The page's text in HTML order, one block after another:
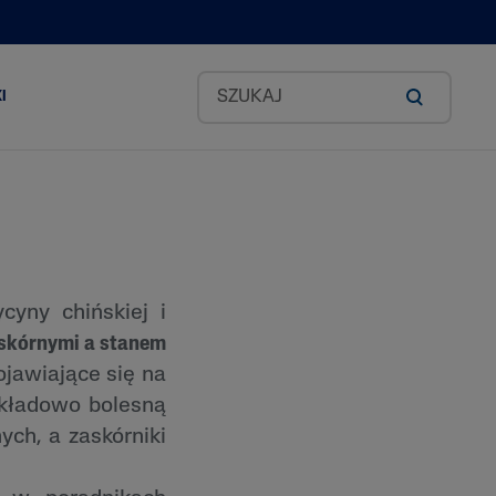
chińskiej i
a stanem
się na
bolesną
a zaskórniki